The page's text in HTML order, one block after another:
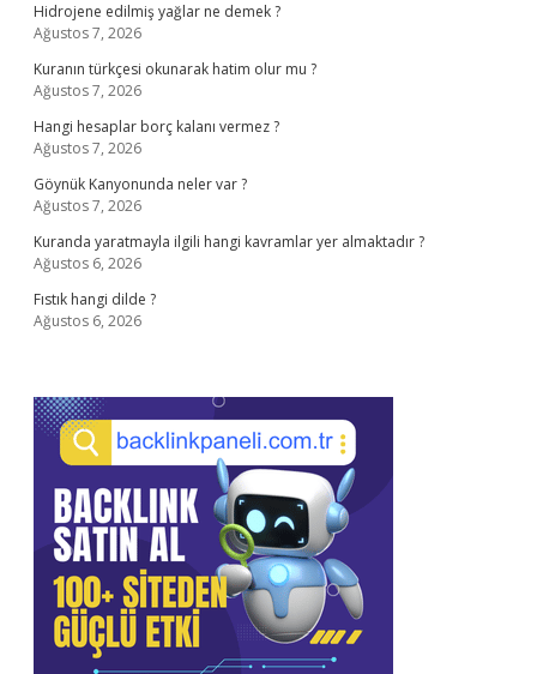
Hidrojene edilmiş yağlar ne demek ?
Ağustos 7, 2026
Kuranın türkçesi okunarak hatim olur mu ?
Ağustos 7, 2026
Hangi hesaplar borç kalanı vermez ?
Ağustos 7, 2026
Göynük Kanyonunda neler var ?
Ağustos 7, 2026
Kuranda yaratmayla ilgili hangi kavramlar yer almaktadır ?
Ağustos 6, 2026
Fıstık hangi dilde ?
Ağustos 6, 2026